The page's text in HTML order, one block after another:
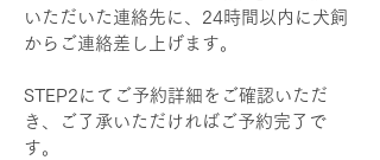
いただいた連絡先に、24時間以内に犬飼
からご連絡差し上げます。
STEP2にてご予約詳細をご確認いただ
き、ご了承いただければご予約完了で
す。